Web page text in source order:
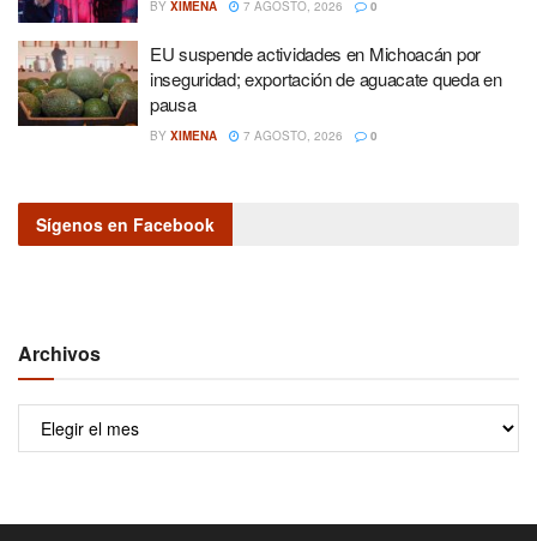
BY XIMENA 7 AGOSTO, 2026 0
EU suspende actividades en Michoacán por
inseguridad; exportación de aguacate queda en
pausa
BY XIMENA 7 AGOSTO, 2026 0
Sígenos en Facebook
Archivos